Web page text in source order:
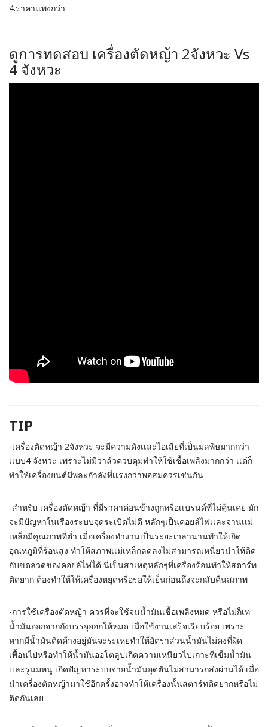
4.ราคาเเพงกว่า
ดูการทดสอบ เครื่องตัดหญ้า 2จังหวะ Vs
4 จังหวะ
TIP
-เครื่องตัดหญ้า 2จังหวะ จะมีความดังเเละไอเสียที่เป็นมลพิษมากกว่า
เเบบ4 จังหวะ เพราะไม่มีวาล์วควบคุมทำให้ใช้เชื้อเพลิงมากกว่า เเต่ก็
ทำให้เครื่องยนต์มีพละกำลังที่เเรงกว่าพอสมควรเช่นกัน
-สำหรับ เครื่องตัดหญ้า ที่มีราคาค่อนข้างถูกหรือเเบรนด์ที่ไม่คุ้นเคย มัก
จะมีปัญหาในเรื่องระบบจุดระเบิดไม่ดี หลักๆเป็นคอยล์ไฟเเละจานเเม่
เหล็กมีคุณภาพที่ต่ำ เมื่อเครื่องทำงานเป็นระยะเวลานานทำให้เกิด
อุณหภูมิที่ร้อนสูง ทำให้สภาพเเม่เหล็กลดลงไม่สามารถเหนี่ยวนำให้ติด
กับขดลวดของคอยล์ไฟได้ นี่เป็นสาเหตุหลักๆที่เครื่องร้อนทำให้สตาร์ท
ติดยาก ต้องทำให้ให้เครื่องหยุดหรือรอให้เย็นก่อนถึงจะกลับคืนสภาพ
-การใช้เครื่องตัดหญ้า ควรที่จะใช้จนน้ำมันเชื้อเพลิงหมด หรือไม่ก็เท
น้ำมันออกจากถังบรรจุออกให้หมด เมื่อใช้งานเสร็จเรียบร้อย เพราะ
หากมีน้ำมันติดค้างอยู่มันจะระเหยทำให้อัตราส่วนน้ำมันไม่คงที่ผิด
เพื้อนไปหรือทำให้น้ำมันออโตลูปเกิดความเหนียวไปเกาะที่เข็มน้ำมัน
เเละรูนมหนู เกิดปัญหาระบบจ่ายน้ำมันอุดตันไม่สามารถส่งผ่านได้ เมื่อ
นำเครื่องตัดหญ้ามาใช้อีกครั้งอาจทำให้เครื่องนั้นสตาร์ทติดยากหรือไม่
ติดกันเลย